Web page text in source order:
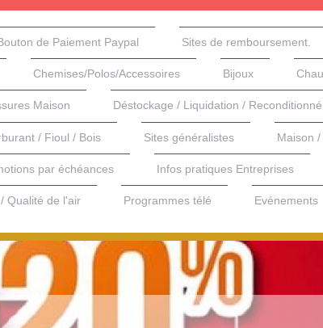
de Paiement Paypal Sites de remboursement.
Chemises/Polos/Accessoires Bijoux
Maison Déstockage / Liquidation /
/ Fioul / Bois Sites généralistes Maison /
par échéances Infos pratiques Entreprises
Qualité de l'air Programmes télé Evénements